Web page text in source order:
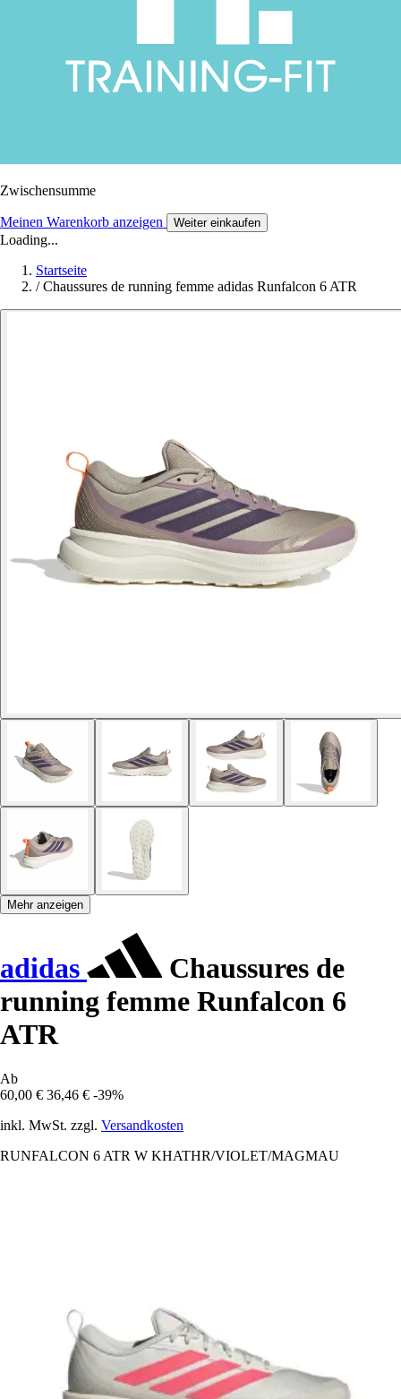
Zwischensumme
Meinen Warenkorb anzeigen Weiter einkaufen
Loading...
Startseite
/ Chaussures de running femme adidas Runfalcon 6 ATR
Mehr anzeigen
adidas
Chaussures de
running femme Runfalcon 6
ATR
Ab
60,00 € 36,46 € -39%
inkl. MwSt. zzgl. Versandkosten
RUNFALCON 6 ATR W KHATHR/VIOLET/MAGMAU